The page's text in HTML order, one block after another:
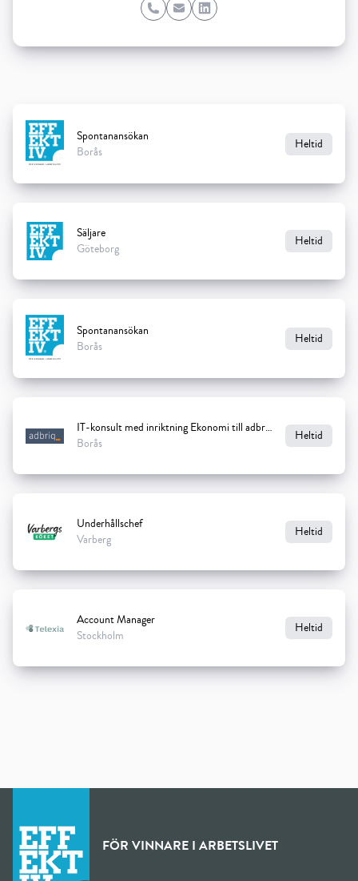
PhoneEmailLinkedIn
Spontanansökan
Borås
Heltid
Säljare
Göteborg
Heltid
Spontanansökan
Borås
Heltid
IT-konsult med inriktning Ekonomi till adbriq
Borås
Heltid
Underhållschef
Varberg
Heltid
Account Manager
Stockholm
Heltid
FÖR VINNARE I ARBETSLIVET